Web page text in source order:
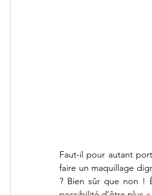
Faut-il pour autant
faire un maquillage
? Bien sûr que non !